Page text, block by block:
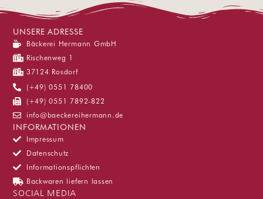
UNSERE ADRESSE
Bäckerei Hermann GmbH
Rischenweg 1
37124 Rosdorf
(+49) 0551 78400
(+49) 0551 7892-822
info@baeckereihermann.de
INFORMATIONEN
Impressum
Datenschutz
Informationspflichten
Backwaren liefern lassen
SOCIAL MEDIA